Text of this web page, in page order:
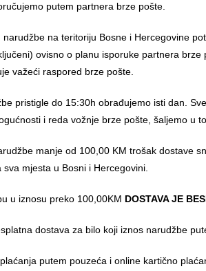
putem partnera brze pošte.
narudžbe na teritoriju Bosne i Hercegovine
ovisno o planu isporuke partnera
važeći raspored brze pošte.
pristigle do 15:30h obrađujemo isti dan.
i reda vožnje brze pošte, šaljemo u
manje od 100,00 KM trošak dostave
sva mjesta u Bosni i Hercegovini.
u iznosu preko 100,00KM DOSTAVA JE
dostava za bilo koji iznos narudžbe
putem pouzeća i online kartično